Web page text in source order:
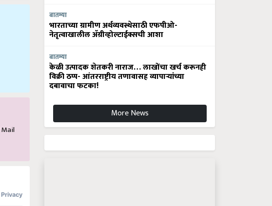
Mail
बातम्या
भारताच्या ग्रामीण अर्थव्यवस्थेसाठी एफपीओ-
नेतृत्वाखालील अ‍ॅग्रीव्होल्टाईक्सची आशा
बातम्या
केळी उत्पादक शेतकरी नाराज… लाखोंचा खर्च करूनही
विक्री ठप्प- आंतरराष्ट्रीय तणावासह व्यापाऱ्यांच्या
दबावाचा फटका!
More News